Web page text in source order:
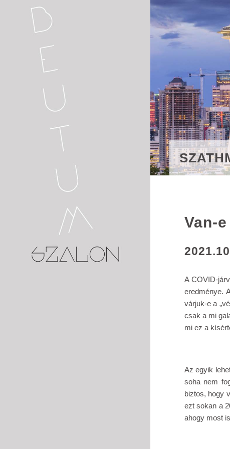
Van-
A COVID-
eredménye.
várjuk-e a
csak a mi
mi ez a
Az egyik
soha nem
biztos, hogy
ezt sokan a
ahogy most